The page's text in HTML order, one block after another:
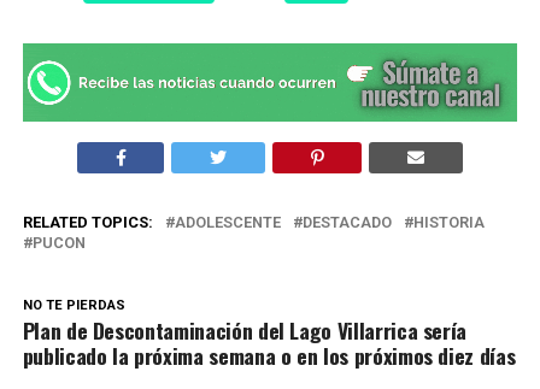
RELATED TOPICS: ADOLESCENTE DESTACADO
HISTORIA
PUCON
NO TE PIERDAS
Plan de Descontaminación del Lago Villarrica sería
publicado la próxima semana o en los próximos diez días